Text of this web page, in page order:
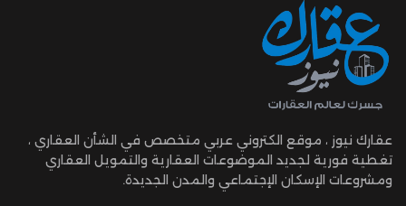
عقارك نيوز ، موقع الكتروني عربي متخصص في الشأن العقاري ،
تغطية فورية لجديد الموضوعات العقارية والتمويل العقاري
ومشروعات الإسكان الإجتماعي والمدن الجديدة.